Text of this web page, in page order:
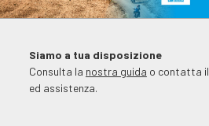
Siamo a tua disposizione
Consulta la nostra guida o contatta il
ed assistenza.